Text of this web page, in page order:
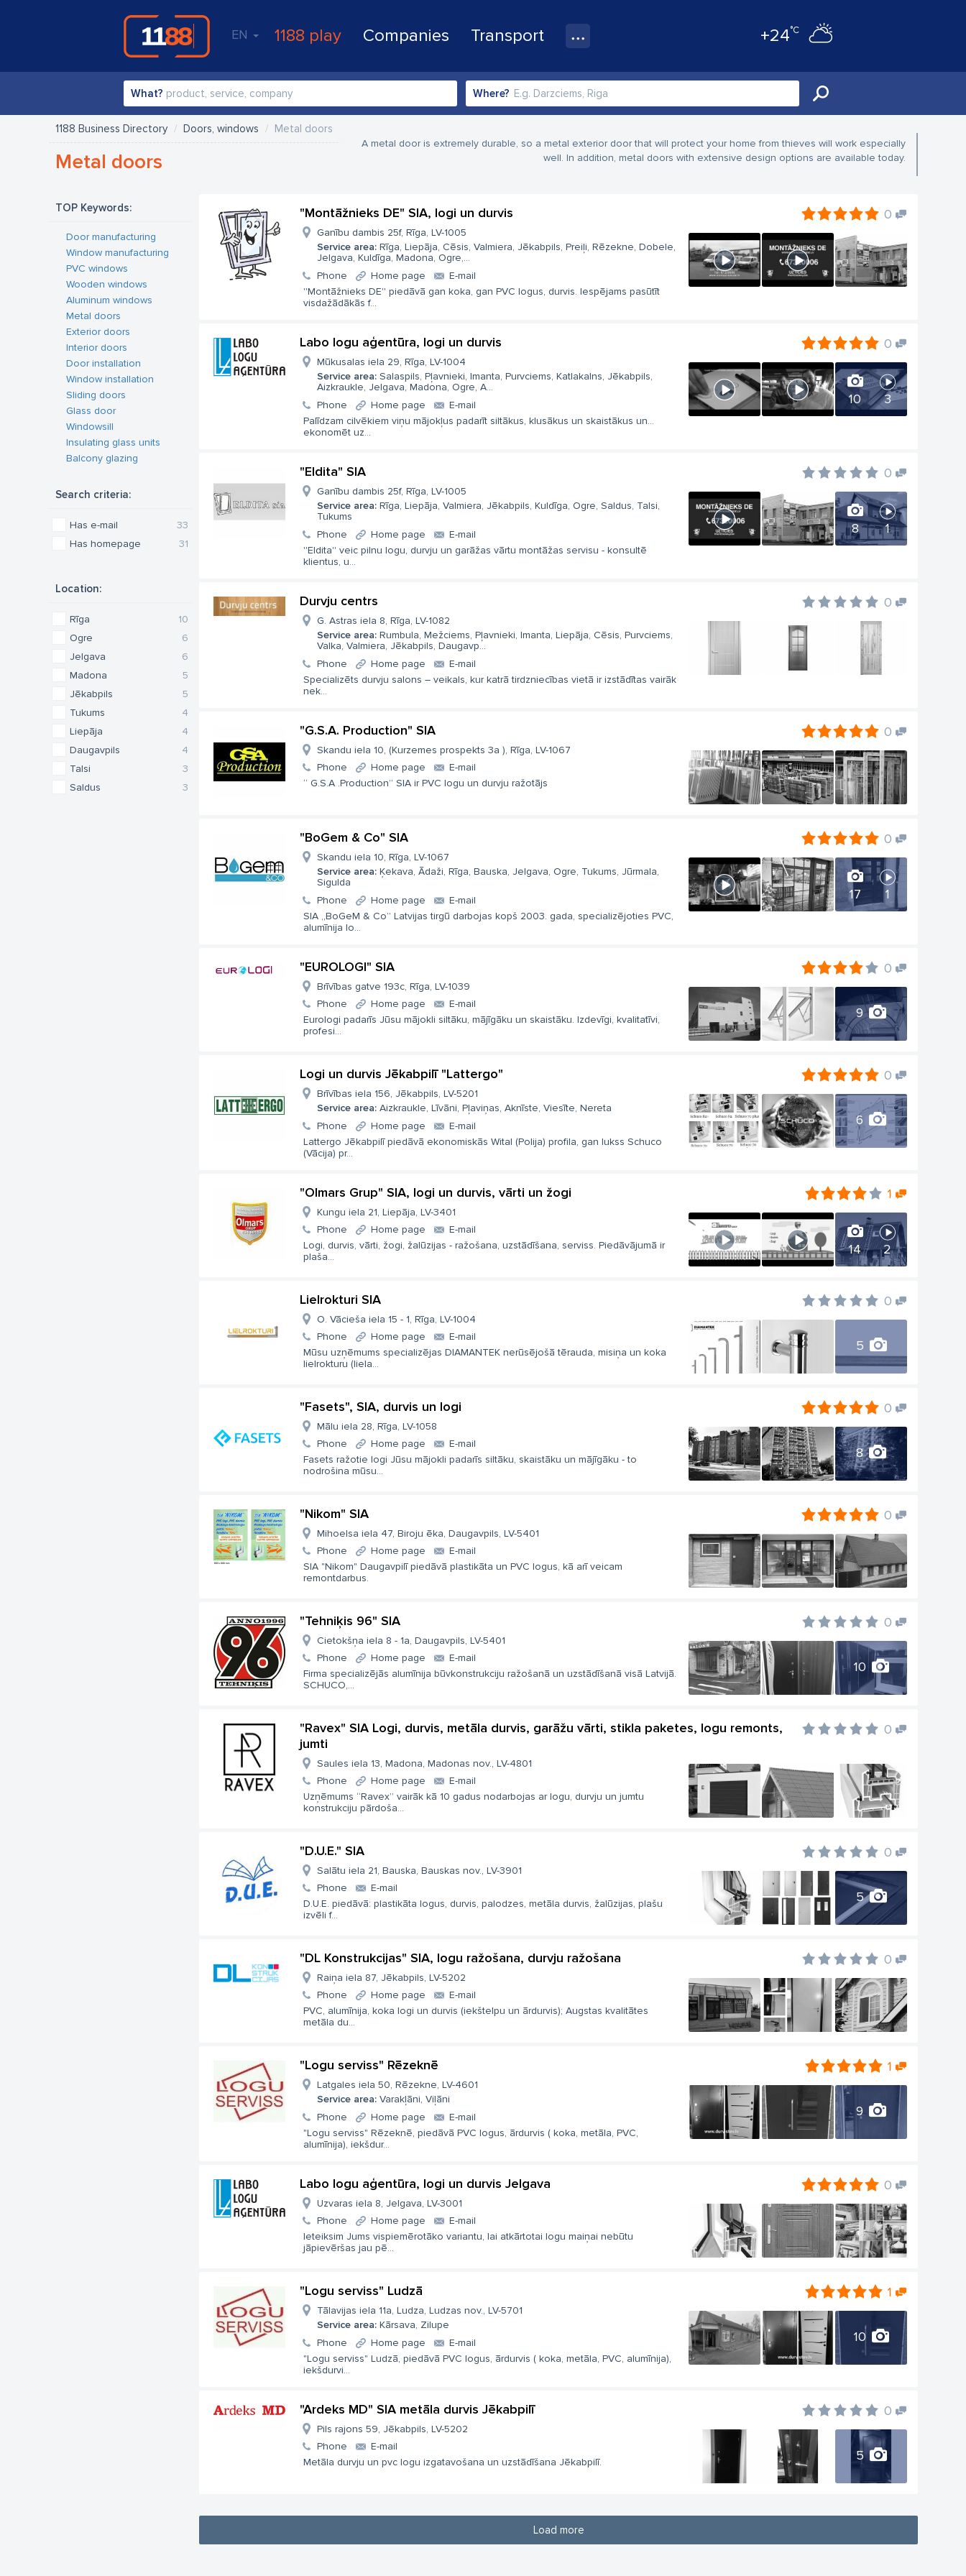
EN 1188 play Companies Transport +24°C
What? Where?
1188 Business Directory Doors, windows Metal doors
Metal doors
A metal door is extremely durable, so a metal exterior door that will protect your home from thieves will work especially
well. In addition, metal doors with extensive design options are available today.
TOP Keywords:
Door manufacturing
Window manufacturing
PVC windows
Wooden windows
Aluminum windows
Metal doors
Exterior doors
Interior doors
Door installation
Window installation
Sliding doors
Glass door
Windowsill
Insulating glass units
Balcony glazing
Search criteria:
33
Has e-mail
31
Has homepage
Location:
10
Rīga
6
Ogre
6
Jelgava
5
Madona
5
Jēkabpils
4
Tukums
4
Liepāja
4
Daugavpils
3
Talsi
3
Saldus
"Montāžnieks DE" SIA, logi un durvis 0
Ganību dambis 25f, Rīga, LV-1005
Service area: Rīga, Liepāja, Cēsis, Valmiera, Jēkabpils, Preiļi, Rēzekne, Dobele,
Jelgava, Kuldīga, Madona, Ogre,...
Phone
Home page
E-mail
''Montāžnieks DE'' piedāvā gan koka, gan PVC logus, durvis. Iespējams pasūtīt
visdažādākās f...
Labo logu aģentūra, logi un durvis 0
10 3
Mūkusalas iela 29, Rīga, LV-1004
Service area: Salaspils, Pļavnieki, Imanta, Purvciems, Katlakalns, Jēkabpils,
Aizkraukle, Jelgava, Madona, Ogre, A...
Phone
Home page
E-mail
Palīdzam cilvēkiem viņu mājokļus padarīt siltākus, klusākus un skaistākus un...
ekonomēt uz...
"Eldita" SIA 0
8 1
Ganību dambis 25f, Rīga, LV-1005
Service area: Rīga, Liepāja, Valmiera, Jēkabpils, Kuldīga, Ogre, Saldus, Talsi,
Tukums
Phone
Home page
E-mail
''Eldita'' veic pilnu logu, durvju un garāžas vārtu montāžas servisu - konsultē
klientus, u...
Durvju centrs 0
G. Astras iela 8, Rīga, LV-1082
Service area: Rumbula, Mežciems, Pļavnieki, Imanta, Liepāja, Cēsis, Purvciems,
Valka, Valmiera, Jēkabpils, Daugavp...
Phone
Home page
E-mail
Specializēts durvju salons – veikals, kur katrā tirdzniecības vietā ir izstādītas vairāk
nek...
"G.S.A. Production" SIA 0
Skandu iela 10, (Kurzemes prospekts 3a ), Rīga, LV-1067
Phone
Home page
E-mail
“ G.S.A .Production” SIA ir PVC logu un durvju ražotājs
"BoGem & Co" SIA 0
17 1
Skandu iela 10, Rīga, LV-1067
Service area: Ķekava, Ādaži, Rīga, Bauska, Jelgava, Ogre, Tukums, Jūrmala,
Sigulda
Phone
Home page
E-mail
SIA „BoGeM & Co” Latvijas tirgū darbojas kopš 2003. gada, specializējoties PVC,
alumīnija lo...
"EUROLOGI" SIA 0
9
Brīvības gatve 193c, Rīga, LV-1039
Phone
Home page
E-mail
Eurologi padarīs Jūsu mājokli siltāku, mājīgāku un skaistāku. Izdevīgi, kvalitatīvi,
profesi...
Logi un durvis Jēkabpilī "Lattergo" 0
6
Brīvības iela 156, Jēkabpils, LV-5201
Service area: Aizkraukle, Līvāni, Pļaviņas, Aknīste, Viesīte, Nereta
Phone
Home page
E-mail
Lattergo Jēkabpilī piedāvā ekonomiskās Wital (Polija) profila, gan lukss Schuco
(Vācija) pr...
"Olmars Grup" SIA, logi un durvis, vārti un žogi 1
14 2
Kungu iela 21, Liepāja, LV-3401
Phone
Home page
E-mail
Logi, durvis, vārti, žogi, žalūzijas - ražošana, uzstādīšana, serviss. Piedāvājumā ir
plaša...
Lielrokturi SIA 0
5
O. Vācieša iela 15 - 1, Rīga, LV-1004
Phone
Home page
E-mail
Mūsu uzņēmums specializējas DIAMANTEK nerūsējošā tērauda, misiņa un koka
lielrokturu (liela...
"Fasets", SIA, durvis un logi 0
8
Mālu iela 28, Rīga, LV-1058
Phone
Home page
E-mail
Fasets ražotie logi Jūsu mājokli padarīs siltāku, skaistāku un mājīgāku - to
nodrošina mūsu...
"Nikom" SIA 0
Mihoelsa iela 47, Biroju ēka, Daugavpils, LV-5401
Phone
Home page
E-mail
SIA "Nikom" Daugavpilī piedāvā plastikāta un PVC logus, kā arī veicam
remontdarbus.
"Tehniķis 96" SIA 0
10
Cietokšņa iela 8 - 1a, Daugavpils, LV-5401
Phone
Home page
E-mail
Firma specializējās alumīnija būvkonstrukciju ražošanā un uzstādīšanā visā Latvijā.
SCHUCO,...
"Ravex" SIA Logi, durvis, metāla durvis, garāžu vārti, stikla paketes, logu remonts,
jumti
0
Saules iela 13, Madona, Madonas nov., LV-4801
Phone
Home page
E-mail
Uzņēmums “Ravex” vairāk kā 10 gadus nodarbojas ar logu, durvju un jumtu
konstrukciju pārdoša...
"D.U.E." SIA 0
5
Salātu iela 21, Bauska, Bauskas nov., LV-3901
Phone
E-mail
D.U.E. piedāvā: plastikāta logus, durvis, palodzes, metāla durvis, žalūzijas, plašu
izvēli f...
"DL Konstrukcijas" SIA, logu ražošana, durvju ražošana 0
Raiņa iela 87, Jēkabpils, LV-5202
Phone
Home page
E-mail
PVC, alumīnija, koka logi un durvis (iekštelpu un ārdurvis); Augstas kvalitātes
metāla du...
"Logu serviss" Rēzeknē 1
9
Latgales iela 50, Rēzekne, LV-4601
Service area: Varakļāni, Viļāni
Phone
Home page
E-mail
"Logu serviss" Rēzeknē, piedāvā PVC logus, ārdurvis ( koka, metāla, PVC,
alumīnija), iekšdur...
Labo logu aģentūra, logi un durvis Jelgava 0
Uzvaras iela 8, Jelgava, LV-3001
Phone
Home page
E-mail
Ieteiksim Jums vispiemērotāko variantu, lai atkārtotai logu maiņai nebūtu
jāpievēršas jau pē...
"Logu serviss" Ludzā 1
10
Tālavijas iela 11a, Ludza, Ludzas nov., LV-5701
Service area: Kārsava, Zilupe
Phone
Home page
E-mail
"Logu serviss" Ludzā, piedāvā PVC logus, ārdurvis ( koka, metāla, PVC, alumīnija),
iekšdurvi...
"Ardeks MD" SIA metāla durvis Jēkabpilī 0
5
Pils rajons 59, Jēkabpils, LV-5202
Phone
E-mail
Metāla durvju un pvc logu izgatavošana un uzstādīšana Jēkabpilī.
Load more